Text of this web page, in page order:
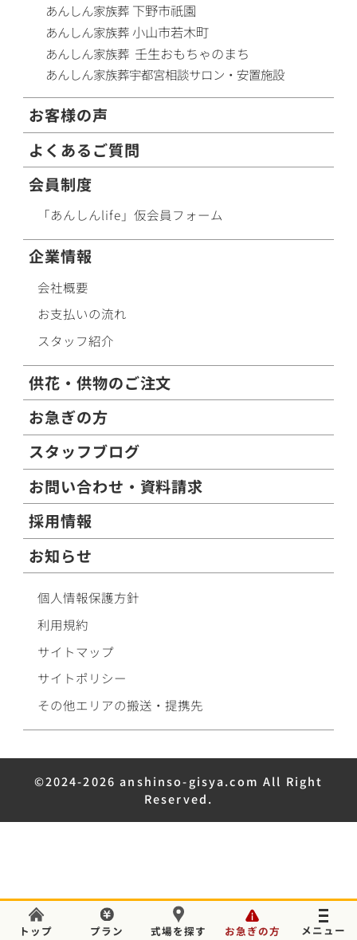
トップ プラン 式場を探す お急ぎの方
あんしん家族葬 下野市祇園
あんしん家族葬小山市若木町
あんしん家族葬 壬生おもちゃのまち
あんしん家族葬宇都宮相談サロン・安置施設
お客様の声
よくあるご質問
会員制度
「あんしんlife」仮会員フォーム
企業情報
会社概要
お支払いの流れ
スタッフ紹介
供花・供物のご注文
お急ぎの方
スタッフブログ
お問い合わせ・資料請求
採用情報
お知らせ
個人情報保護方針
利用規約
サイトマップ
サイトポリシー
その他エリアの搬送・提携先
©2024-2026 anshinso-gisya.com All Right
Reserved.
葬儀のことでお困りの場合はいつでもご相談ください。
電話をかける24時間365日対応 無料 事前確認で安心